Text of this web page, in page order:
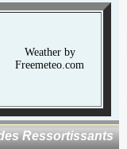
Weather by
Freemeteo.com
Ressortissants